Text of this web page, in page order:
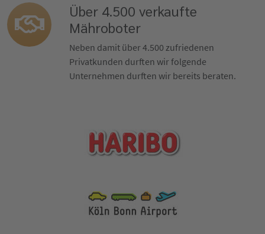
Über 4.500 verkaufte
Mähroboter
Neben damit über 4.500 zufriedenen
Privatkunden durften wir folgende
Unternehmen durften wir bereits beraten.